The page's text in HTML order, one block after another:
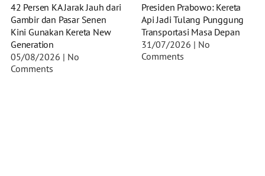
42 Persen KA Jarak Jauh dari
Gambir dan Pasar Senen
Kini Gunakan Kereta New
Generation
05/08/2026
No
Comments
Presiden Prabowo: Kereta
Api Jadi Tulang Punggung
Transportasi Masa Depan
31/07/2026
No
Comments